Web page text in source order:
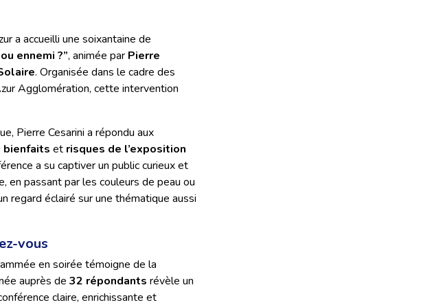
a accueilli une soixantaine de
ennemi ?”, animée par Pierre
. Organisée dans le cadre des
Agglomération, cette intervention
Pierre Cesarini a répondu aux
bienfaits et risques de l’exposition
a su captiver un public curieux et
en passant par les couleurs de peau ou
regard éclairé sur une thématique aussi
vous
en soirée témoigne de la
auprès de 32 répondants révèle un
claire, enrichissante et